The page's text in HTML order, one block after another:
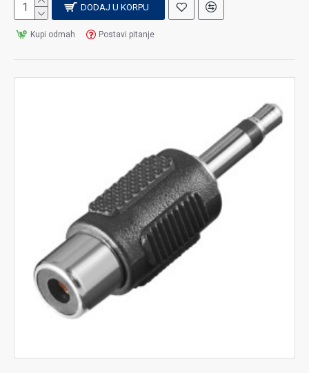
DODAJ U KORPU
Kupi odmah Postavi pitanje